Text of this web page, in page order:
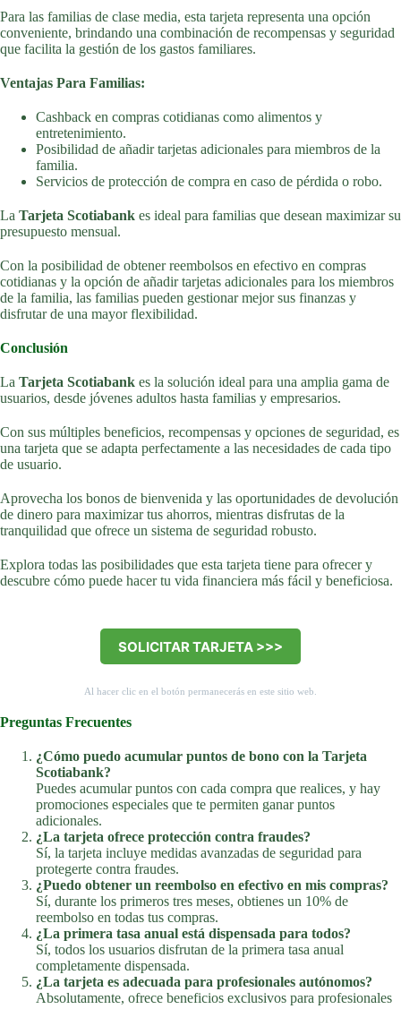
Para las familias de clase media, esta tarjeta representa una opción
conveniente, brindando una combinación de recompensas y seguridad
que facilita la gestión de los gastos familiares.
Ventajas Para Familias:
Cashback en compras cotidianas como alimentos y
entretenimiento.
Posibilidad de añadir tarjetas adicionales para miembros de la
familia.
Servicios de protección de compra en caso de pérdida o robo.
La Tarjeta Scotiabank es ideal para familias que desean maximizar su
presupuesto mensual.
Con la posibilidad de obtener reembolsos en efectivo en compras
cotidianas y la opción de añadir tarjetas adicionales para los miembros
de la familia, las familias pueden gestionar mejor sus finanzas y
disfrutar de una mayor flexibilidad.
Conclusión
La Tarjeta Scotiabank es la solución ideal para una amplia gama de
usuarios, desde jóvenes adultos hasta familias y empresarios.
Con sus múltiples beneficios, recompensas y opciones de seguridad, es
una tarjeta que se adapta perfectamente a las necesidades de cada tipo
de usuario.
Aprovecha los bonos de bienvenida y las oportunidades de devolución
de dinero para maximizar tus ahorros, mientras disfrutas de la
tranquilidad que ofrece un sistema de seguridad robusto.
Explora todas las posibilidades que esta tarjeta tiene para ofrecer y
descubre cómo puede hacer tu vida financiera más fácil y beneficiosa.
SOLICITAR TARJETA >>>
Al hacer clic en el botón permanecerás en este sitio web.
Preguntas Frecuentes
¿Cómo puedo acumular puntos de bono con la Tarjeta
Scotiabank?
Puedes acumular puntos con cada compra que realices, y hay
promociones especiales que te permiten ganar puntos
adicionales.
¿La tarjeta ofrece protección contra fraudes?
Sí, la tarjeta incluye medidas avanzadas de seguridad para
protegerte contra fraudes.
¿Puedo obtener un reembolso en efectivo en mis compras?
Sí, durante los primeros tres meses, obtienes un 10% de
reembolso en todas tus compras.
¿La primera tasa anual está dispensada para todos?
Sí, todos los usuarios disfrutan de la primera tasa anual
completamente dispensada.
¿La tarjeta es adecuada para profesionales autónomos?
Absolutamente, ofrece beneficios exclusivos para profesionales